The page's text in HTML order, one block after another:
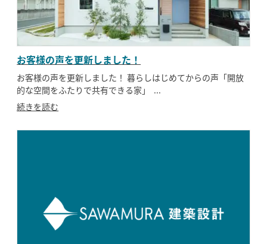
お客様の声を更新しました！
お客様の声を更新しました！ 暮らしはじめてからの声「開放
的な空間をふたりで共有できる家」 ...
続きを読む